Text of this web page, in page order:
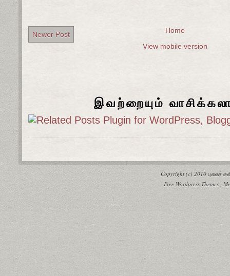
Newer Post
Home
View mobile version
இவற்றையும்
Copyright (c) 2010 புலவர்
Free Wordpress Themes